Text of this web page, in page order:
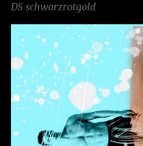
DS schwarzrotgold